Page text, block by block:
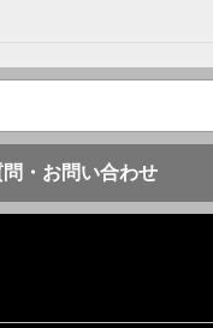
・お問い合わせ